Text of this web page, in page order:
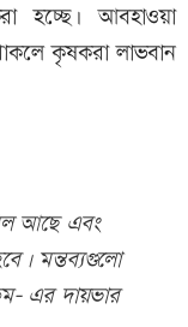
হচ্ছে। আবহাওয়া
কৃষকরা লাভবান
আছে এবং
মন্তব্যগুলো
এর দায়ভার